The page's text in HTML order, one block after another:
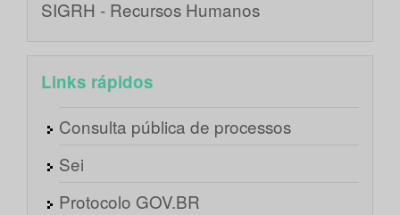
SIGRH - Recursos Humanos
Links rápidos
Consulta pública de processos
Sei
Protocolo GOV.BR